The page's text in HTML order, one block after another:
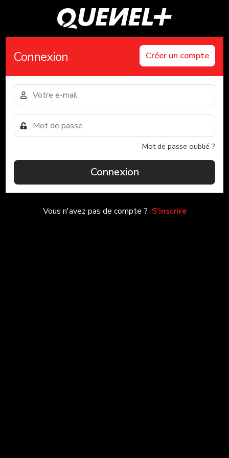
Connexion Créer un compte
Mot de passe oublié ?
Connexion
Vous n'avez pas de compte ? S'inscrire